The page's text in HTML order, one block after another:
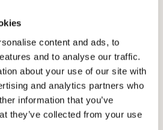
content and ads, to
and to analyse our traffic.
about your use of our site with
and analytics partners who
information that you’ve
they’ve collected from your use